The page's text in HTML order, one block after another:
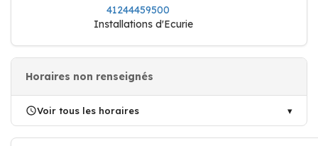
41244459500
Installations d'Ecurie
Horaires non renseignés
Voir tous les horaires